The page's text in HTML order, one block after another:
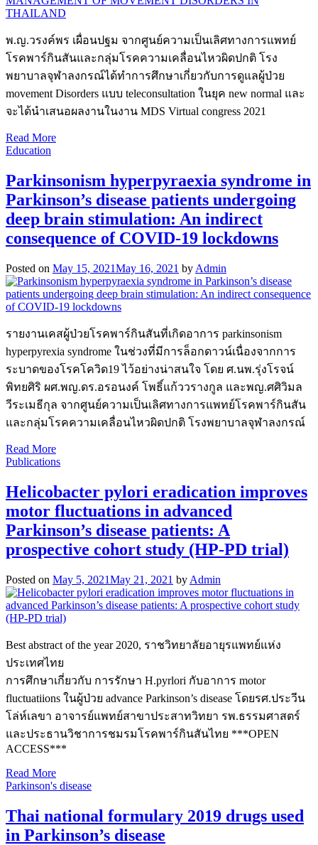
พ.ญ.วรงค์พร เผื่อนปฐม จากศูนย์ความเป็นเลิศทางการแพทย์
โรคพาร์กินสันและกลุ่มโรคความเคลื่อนไหวผิดปกติ โรง
พยาบาลจุฬาลงกรณ์ได้ทำการศึกษาเกี่ยวกับการดูแลผู้ป่วย
movement Disorders แบบ teleconsultation ในยุค new normal และ
จะได้นำเสนอผลงานในงาน MDS Virtual congress 2021
Read More
Education
Parkinsonism hyperpyraexia syndrome in
Parkinson’s disease patients undergoing
deep brain stimulation: An indirect
consequence of COVID-19 lockdowns
Posted on May 15, 2021May 16, 2021 by Admin
รายงานเคสผู้ป่วยโรคพาร์กินสันที่เกิดอาการ parkinsonism
hyperpyrexia syndrome ในช่วงที่มีการล็อกดาวน์เนื่องจากการ
ระบาดของโรคโควิด19 ไว้อย่างน่าสนใจ โดย ศ.นพ.รุ่งโรจน์
พิทยศิริ ผศ.พญ.ดร.อรอนงค์ โพธิ์แก้ววรางกูล และพญ.ศศิวิมล​
วีร​ะ​เมธี​กุล​ จากศูนย์ความเป็นเลิศทางการแพทย์โรคพาร์กินสัน
และกลุ่มโรคความเคลื่อนไหวผิดปกติ โรงพยาบาลจุฬาลงกรณ์
Read More
Publications
Helicobacter pylori eradication improves
motor fluctuations in advanced
Parkinson’s disease patients: A
prospective cohort study (HP-PD trial)
Posted on May 5, 2021May 21, 2021 by Admin
Best abstract of the year 2020, ราชวิทยาลัยอายุรแพทย์แห่ง
ประเทศไทย
การศึกษาเกี่ยวกับ การรักษา H.pyrlori กับอาการ motor
fluctuatiions ในผู้ป่วย advance Parkinson’s disease โดยรศ.ประวีน
โล่ห์เลขา อาจารย์แพทย์สาขาประสาทวิทยา รพ.ธรรมศาสตร์
และประธานวิชาการชมรมโรคพาร์กินสันไทย ***OPEN
ACCESS***
Read More
Parkinson's disease
Thai national formulary 2019 drugs used
in Parkinson’s disease